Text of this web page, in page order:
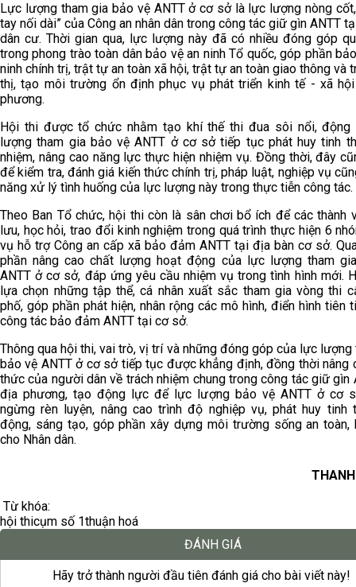
Lực lượng tham gia bảo vệ ANTT ở cơ sở là lực lượng nòng cốt,
tay nối dài” của Công an nhân dân trong công tác giữ gìn ANTT
dân cư. Thời gian qua, lực lượng này đã có nhiều đóng góp
trong phong trào toàn dân bảo vệ an ninh Tổ quốc, góp phần
ninh chính trị, trật tự an toàn xã hội, trật tự an toàn giao thông và
thị, tạo môi trường ổn định phục vụ phát triển kinh tế - xã
phương.
Hội thi được tổ chức nhằm tạo khí thế thi đua sôi nổi, động
lượng tham gia bảo vệ ANTT ở cơ sở tiếp tục phát huy tinh
nhiệm, nâng cao năng lực thực hiện nhiệm vụ. Đồng thời, đây
để kiểm tra, đánh giá kiến thức chính trị, pháp luật, nghiệp vụ
năng xử lý tình huống của lực lượng này trong thực tiễn công tác.
Theo Ban Tổ chức, hội thi còn là sân chơi bổ ích để các thành
lưu, học hỏi, trao đổi kinh nghiệm trong quá trình thực hiện 6
vụ hỗ trợ Công an cấp xã bảo đảm ANTT tại địa bàn cơ sở.
phần nâng cao chất lượng hoạt động của lực lượng tham
ANTT ở cơ sở, đáp ứng yêu cầu nhiệm vụ trong tình hình mới.
lựa chọn những tập thể, cá nhân xuất sắc tham gia vòng thi
phố, góp phần phát hiện, nhân rộng các mô hình, điển hình tiên
công tác bảo đảm ANTT tại cơ sở.
Thông qua hội thi, vai trò, vị trí và những đóng góp của lực lượng
bảo vệ ANTT ở cơ sở tiếp tục được khẳng định, đồng thời nâng
thức của người dân về trách nhiệm chung trong công tác giữ gìn
địa phương, tạo động lực để lực lượng bảo vệ ANTT ở cơ
ngừng rèn luyện, nâng cao trình độ nghiệp vụ, phát huy tinh
động, sáng tạo, góp phần xây dựng môi trường sống an toàn,
cho Nhân dân.
Từ khóa:
hội thicụm số 1thuận hoá
ĐÁNH GIÁ
Hãy trở thành người đầu tiên đánh giá cho bài viết này!